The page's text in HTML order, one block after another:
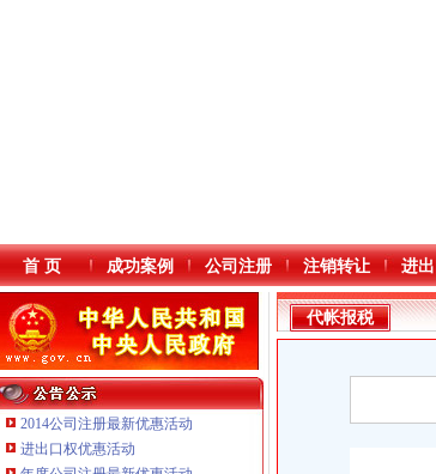
首 页 成功案例 公司注册 注销转让 进
2014公司注册最新优惠活动
进出口权优惠活动
代帐报税